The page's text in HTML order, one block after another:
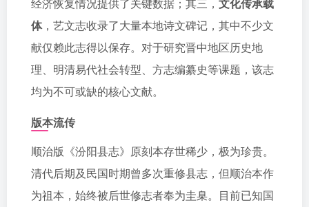
体，艺文志收录了大量本地诗文碑记，其中不少文
献仅赖此志得以保存。对于研究晋中地区历史地
理、明清易代社会转型、方志编纂史等课题，该志
均为不可或缺的核心文献。
版本流传
顺治版《汾阳县志》原刻本存世稀少，极为珍贵。
清代后期及民国时期曾多次重修县志，但顺治本作
为祖本，始终被后世修志者奉为圭臬。目前已知国